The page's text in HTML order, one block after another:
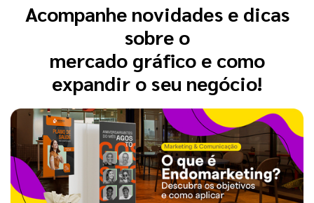
Acompanhe novidades e dicas
sobre o
mercado gráfico e como
expandir o seu negócio!